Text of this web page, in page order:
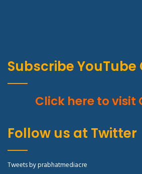
Subscribe YouTube
Click here to visit
Follow us at Twitter
Tweets by prabhatmediacre